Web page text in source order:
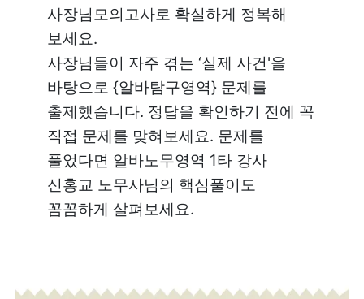
사장님모의고사로 확실하게 정복해
보세요.
사장님들이 자주 겪는 ‘실제 사건'을
바탕으로 {알바탐구영역} 문제를
출제했습니다. 정답을 확인하기 전에 꼭
직접 문제를 맞혀보세요. 문제를
풀었다면 알바노무영역 1타 강사
신홍교 노무사님의 핵심풀이도
꼼꼼하게 살펴보세요.